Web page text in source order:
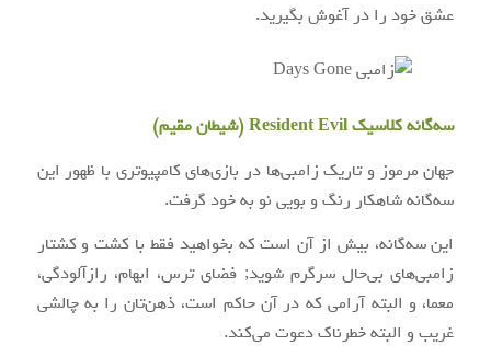
عشق خود را در آغوش بگیرید.
سه‌گانه کلاسیک Resident Evil (شیطان مقیم)
جهان مرموز و تاریک زامبی‌ها در بازی‌های کامپیوتری با ظهور این
سه‌گانه شاهکار رنگ و بویی نو به خود گرفت.
این سه‌گانه، بیش از آن است که بخواهید فقط با کشت و کشتار
زامبی‌های بی‌حال سرگرم شوید; فضای ترس، ابهام، رازآلودگی،
معما، و البته آرامی که در آن حاکم است، ذهن‌تان را به چالشی
غریب و البته خطرناک دعوت می‌کند.